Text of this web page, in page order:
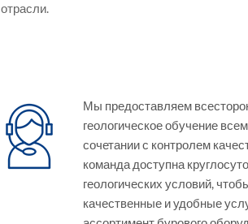
отрасли.
Мы предоставляем
геологическое обучение
сочетании с контролем
команда доступна
геологических условий,
качественные и удобные